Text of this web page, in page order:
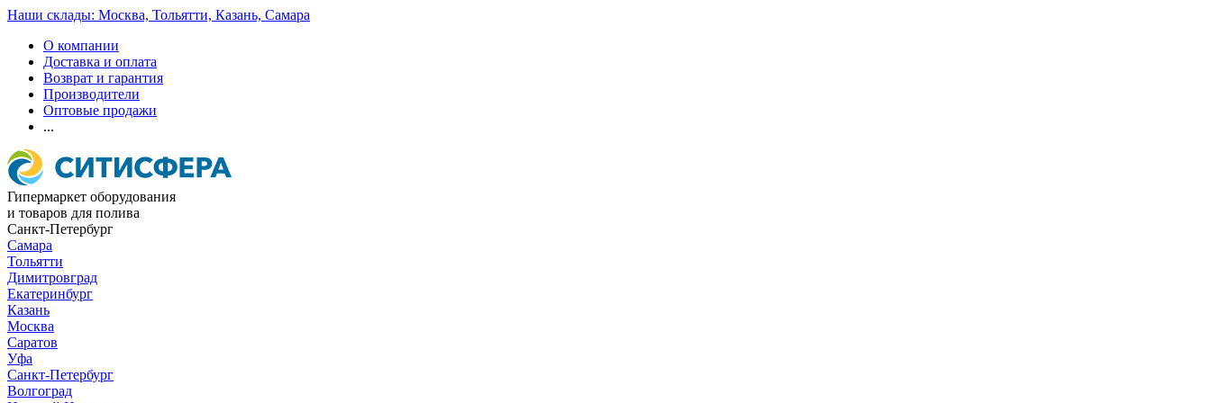
Наши склады: Москва, Тольятти, Казань, Самара
О компании
Доставка и оплата
Возврат и гарантия
Производители
Оптовые продажи
...
Гипермаркет оборудования
и товаров для полива
Санкт-Петербург
Самара
Тольятти
Димитровград
Екатеринбург
Казань
Москва
Саратов
Уфа
Санкт-Петербург
Волгоград